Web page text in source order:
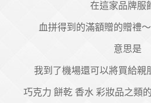
在這家品牌服
血拼得到的滿額贈的贈禮
意思是
我到了機場還可以將買給親
巧克力 餅乾 香水 彩妝品之類